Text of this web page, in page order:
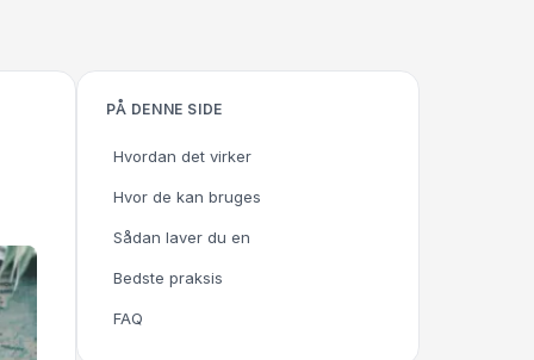
PÅ DENNE SIDE
Hvordan det virker
Hvor de kan bruges
Sådan laver du en
Bedste praksis
FAQ